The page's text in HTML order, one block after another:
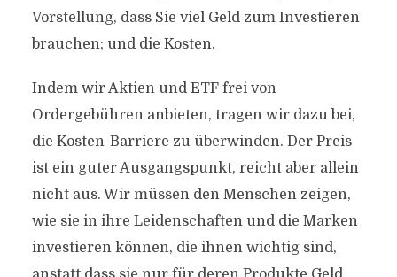
Vorstellung, dass Sie viel Geld zum Investieren
brauchen; und die Kosten.
Indem wir Aktien und ETF frei von
Ordergebühren anbieten, tragen wir dazu bei,
die Kosten-Barriere zu überwinden. Der Preis
ist ein guter Ausgangspunkt, reicht aber allein
nicht aus. Wir müssen den Menschen zeigen,
wie sie in ihre Leidenschaften und die Marken
investieren können, die ihnen wichtig sind,